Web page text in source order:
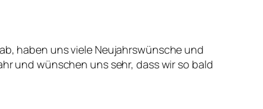
haben uns viele Neujahrswünsche und
und wünschen uns sehr, dass wir so bald